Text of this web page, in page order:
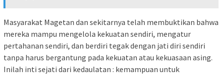
Masyarakat Magetan dan sekitarnya telah membuktikan bahwa
mereka mampu mengelola kekuatan sendiri, mengatur
pertahanan sendiri, dan berdiri tegak dengan jati diri sendiri
tanpa harus bergantung pada kekuatan atau kekuasaan asing.
Inilah inti sejati dari kedaulatan : kemampuan untuk